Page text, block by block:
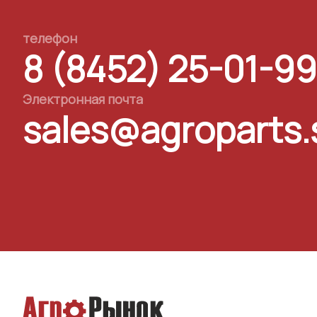
телефон
8 (8452) 25-01-99
Электронная почта